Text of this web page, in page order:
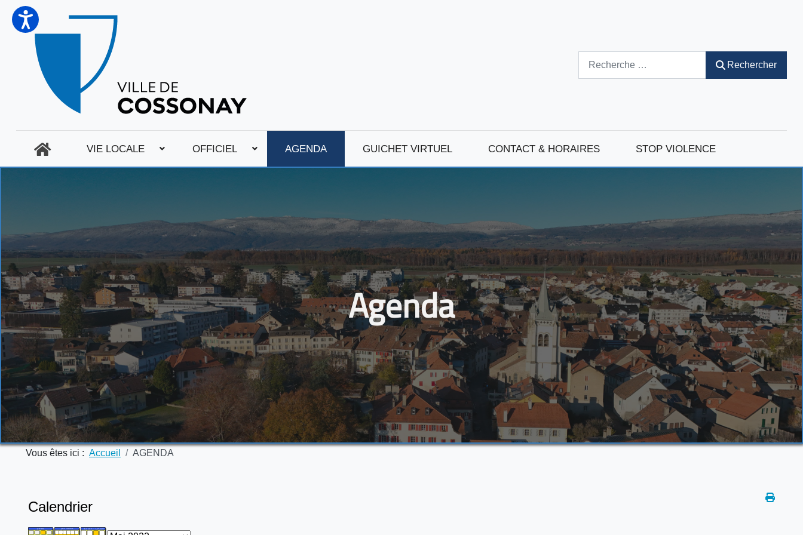
Rechercher
VIE LOCALE OFFICIEL AGENDA GUICHET VIRTUEL CONTACT & HORAIRES STOP VIOLENCE
Agenda
Vous êtes ici : Accueil AGENDA
Calendrier